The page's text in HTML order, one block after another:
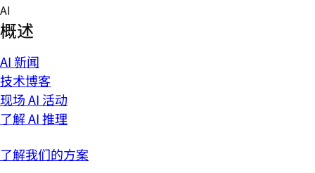
Skip
to
content
AI
概述
AI 新闻
技术博客
现场 AI 活动
了解 AI 推理
了解我们的方案